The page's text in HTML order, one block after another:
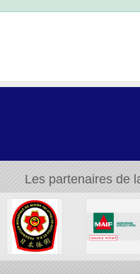
Les partenaires de